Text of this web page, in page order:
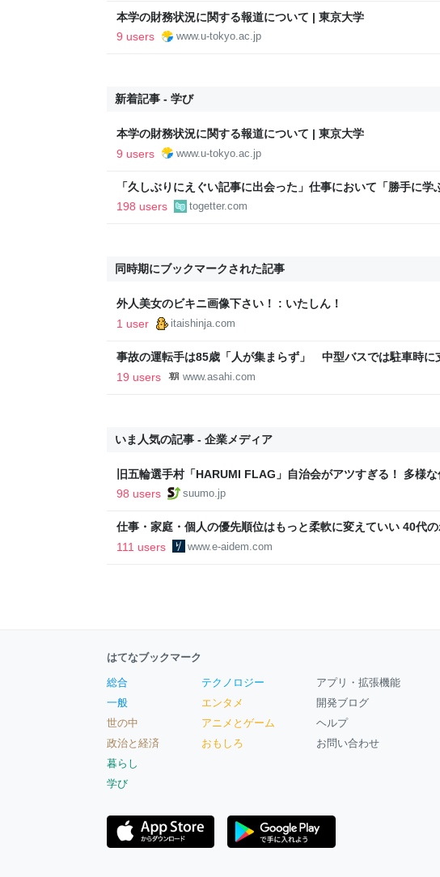
本学の財務状況に関する報道について | 東京大学
9 users
www.u-tokyo.ac.jp
新着記事 - 学び
本学の財務状況に関する報道について | 東京大学
9 users
www.u-tokyo.ac.jp
「久しぶりにえぐい記事に出会った」仕事において「勝手に学
されて学ぶ人」の開きがとても大きい、という意見に共感が集
198 users togetter.com
同時期にブックマークされた記事
外人美女のビキニ画像下さい！ : いたしん！
1 user
itaishinja.com
事故の運転手は85歳「人が集まらず」 中型バスでは駐車時に
聞
19 users www.asahi.com
いま人気の記事 - 企業メディア
旧五輪選手村「HARUMI FLAG」自治会がアツすぎる！ 多様
ルで挑む、盆踊り2万人集客や交通改善など“街の価値向上”戦
98 users suumo.jp
仕事・家庭・個人の優先順位はもっと柔軟に変えていい 40代
後の自分に伝えたいこと - りっすん by イーアイデム
111 users www.e-aidem.com
はてなブックマーク
総合
一般
世の中
政治と経済
暮らし
学び
テクノロジー
エンタメ
アニメとゲーム
おもしろ
アプリ・拡張機能
開発ブログ
ヘルプ
お問い合わせ